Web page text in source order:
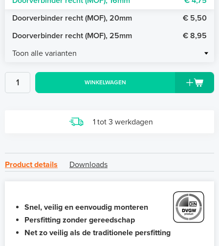
Doorverbinder recht (MOF), 20mm
€ 5,50
Doorverbinder recht (MOF), 25mm
€ 8,95
Toon alle varianten
WINKELWAGEN
1 tot 3 werkdagen
Product details Downloads
Snel, veilig en eenvoudig monteren
Persfitting zonder gereedschap
Net zo veilig als de traditionele persfitting